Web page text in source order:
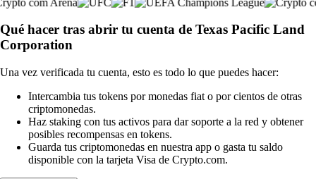
Qué hacer tras abrir tu cuenta de Texas Pacific Land
Corporation
Una vez verificada tu cuenta, esto es todo lo que puedes hacer:
Intercambia tus tokens por monedas fiat o por cientos de otras
criptomonedas.
Haz staking con tus activos para dar soporte a la red y obtener
posibles recompensas en tokens.
Guarda tus criptomonedas en nuestra app o gasta tu saldo
disponible con la tarjeta Visa de Crypto.com.